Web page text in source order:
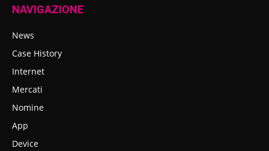
NAVIGAZIONE
News
Case History
Internet
Mercati
Nomine
App
Device